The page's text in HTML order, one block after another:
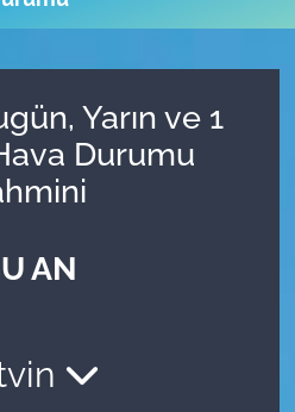
Yarın ve 1
Durumu
AN
ve Fikstür